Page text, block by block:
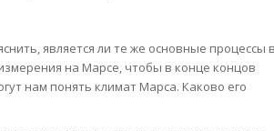
является ли те же основные процессы в
на Марсе, чтобы в конце концов
нам понять климат Марса. Каково его